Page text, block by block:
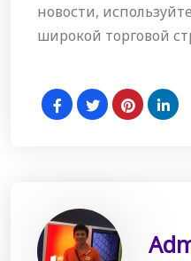
новости,
широкой торговой